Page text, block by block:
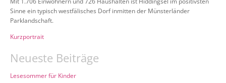
Sinne ein typisch westfälisches Dorf inmitten der Münsterländer
Parklandschaft.
Kurzportrait
Neueste Beiträge
Lesesommer für Kinder